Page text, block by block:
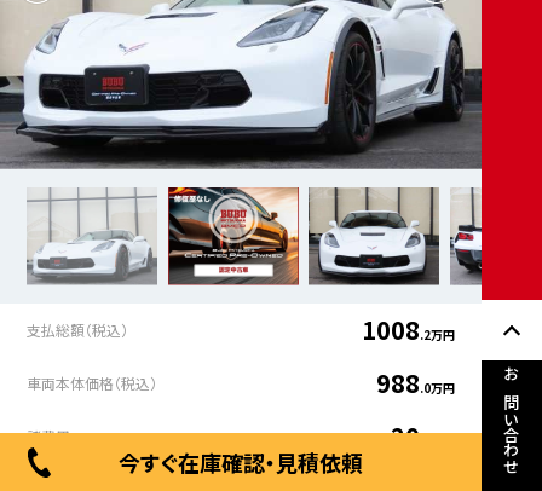
お問い合わせ
支払総額（税込） 1008.2万円
車両本体価格（税込） 988.0万円
諸費用 20
今すぐ在庫確認・見積依頼